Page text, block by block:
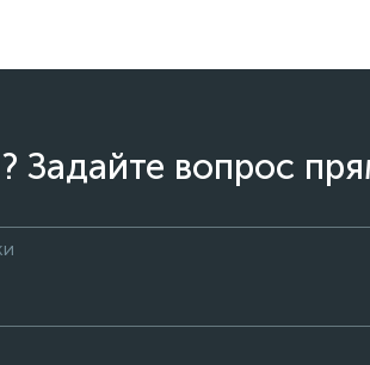
Задайте вопрос